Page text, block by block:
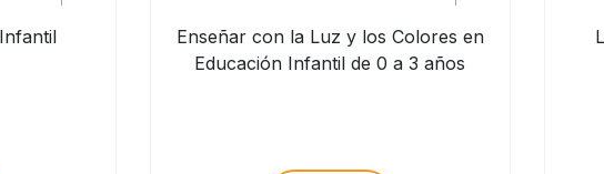
Enseñar con la Luz y los Colores en
Educación Infantil de 0 a 3 años